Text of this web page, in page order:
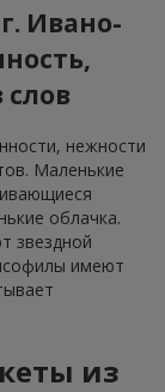
Ивано-
слов
нежности
Маленькие
облачка.
звездной
имеют
из